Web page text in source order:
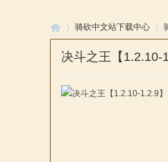
»
骑砍中文站下载中心
决斗之王【1.2.10-